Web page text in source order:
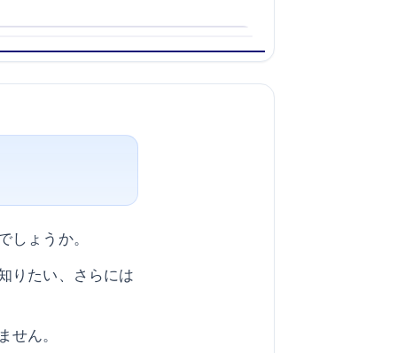
ょうか。
りたい、さらには
ん。